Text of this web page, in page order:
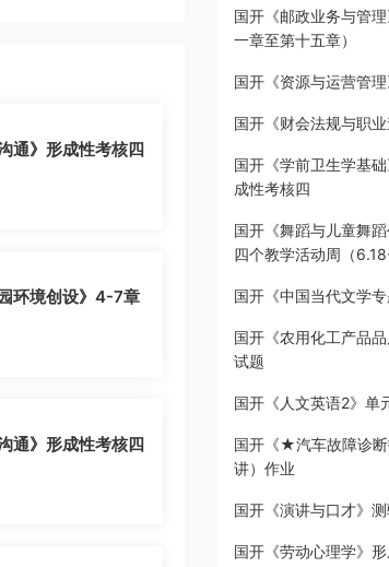
通》形成性考核四
环境创设》4-7章
通》形成性考核四
国开《邮政业务与管
一章至第十五章）
国开《资源与运营管
国开《财会法规与职
国开《学前卫生学基
成性考核四
国开《舞蹈与儿童舞
四个教学活动周（
国开《中国当代文学
国开《农用化工产品
试题
国开《人文英语2》单
国开《★汽车故障诊
讲）作业
国开《演讲与口才》
国开《劳动心理学》